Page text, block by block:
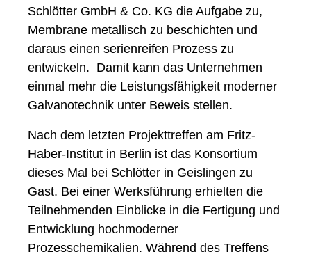
Schlötter GmbH & Co. KG die Aufgabe zu,
Membrane metallisch zu beschichten und
daraus einen serienreifen Prozess zu
entwickeln. Damit kann das Unternehmen
einmal mehr die Leistungsfähigkeit moderner
Galvanotechnik unter Beweis stellen.
Nach dem letzten Projekttreffen am Fritz-
Haber-Institut in Berlin ist das Konsortium
dieses Mal bei Schlötter in Geislingen zu
Gast. Bei einer Werksführung erhielten die
Teilnehmenden Einblicke in die Fertigung und
Entwicklung hochmoderner
Prozesschemikalien. Während des Treffens